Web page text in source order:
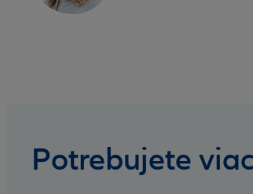
Potrebujete